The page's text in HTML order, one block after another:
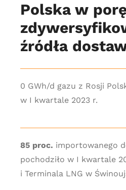
Polska w
źródła
0 GWh/d gazu z Rosji
w I kwartale 2023 r.
85 proc. importowanego
pochodziło w I kwartale
i Terminala LNG w